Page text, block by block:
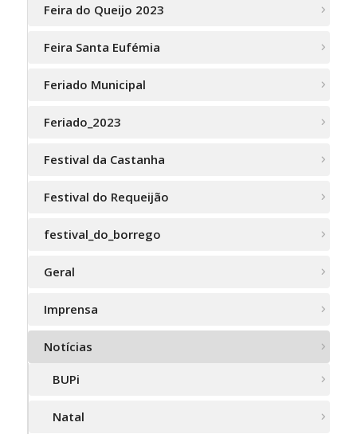
Feira do Queijo 2023
Feira Santa Eufémia
Feriado Municipal
Feriado_2023
Festival da Castanha
Festival do Requeijão
festival_do_borrego
Geral
Imprensa
Notícias
BUPi
Natal